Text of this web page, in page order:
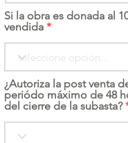
Si la obra es donada al
vendida
¿Autoriza la post venta
periódo máximo de 48
del cierre de la subasta?